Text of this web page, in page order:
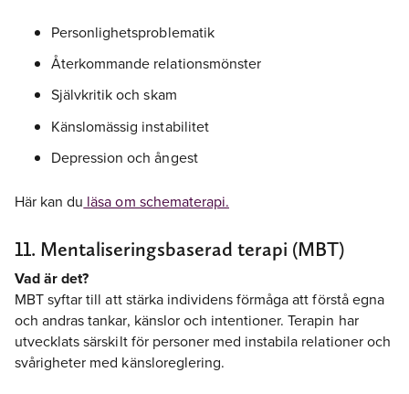
Personlighetsproblematik
Återkommande relationsmönster
Självkritik och skam
Känslomässig instabilitet
Depression och ångest
Här kan du läsa om schematerapi.
11. Mentaliseringsbaserad terapi (MBT)
Vad är det?
MBT syftar till att stärka individens förmåga att förstå egna
och andras tankar, känslor och intentioner. Terapin har
utvecklats särskilt för personer med instabila relationer och
svårigheter med känsloreglering.